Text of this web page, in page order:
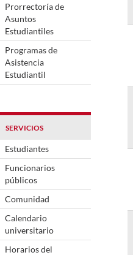
Prorrectoría de
Asuntos
Estudiantiles
Programas de
Asistencia
Estudiantil
SERVICIOS
Estudiantes
Funcionarios
públicos
Comunidad
Calendario
universitario
Horarios del